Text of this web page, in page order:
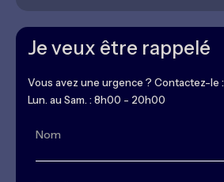
Je veux être rappelé
Vous avez une urgence ? Contactez-le :
Lun. au Sam. : 8h00 - 20h00